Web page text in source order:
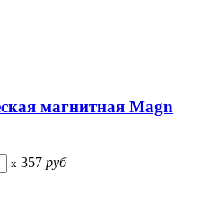
магнитная Magn
x 357 руб